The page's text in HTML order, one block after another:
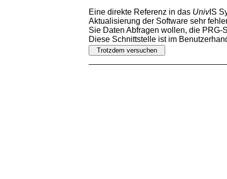
Eine direkte Referenz in das UnivIS
Aktualisierung der Software sehr
Sie Daten Abfragen wollen, die PRG-
Diese Schnittstelle ist im